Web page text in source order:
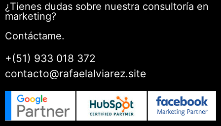
¿Tienes dudas sobre nuestra consultoría en
marketing?
Contáctame.
+(51) 933 018 372
contacto@rafaelalviarez.site